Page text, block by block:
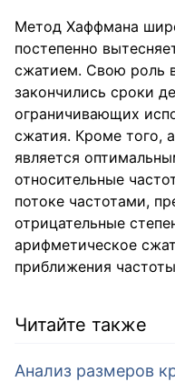
Метод Хаффмана
постепенно
сжатием. Свою роль
закончились сроки
ограничивающих
сжатия. Кроме того,
является
относительные
потоке частотами,
отрицательные
арифметическое
приближения
Читайте также
Анализ размеров